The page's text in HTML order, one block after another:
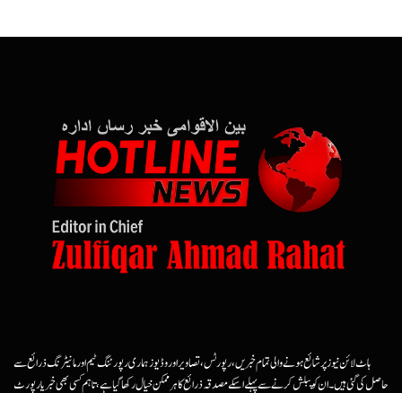
ہاٹ لائن نیوز پر شائع ہونے والی تمام خبریں، رپورٹس، تصاویر اور وڈیوز ہماری رپورٹنگ ٹیم اور مانیٹرنگ ذرائع سے
حاصل کی گئی ہیں۔ ان کو پبلش کرنے سے پہلے اسکے مصدقہ ذرائع کا ہرممکن خیال رکھا گیا ہے، تاہم کسی بھی خبر یا رپورٹ